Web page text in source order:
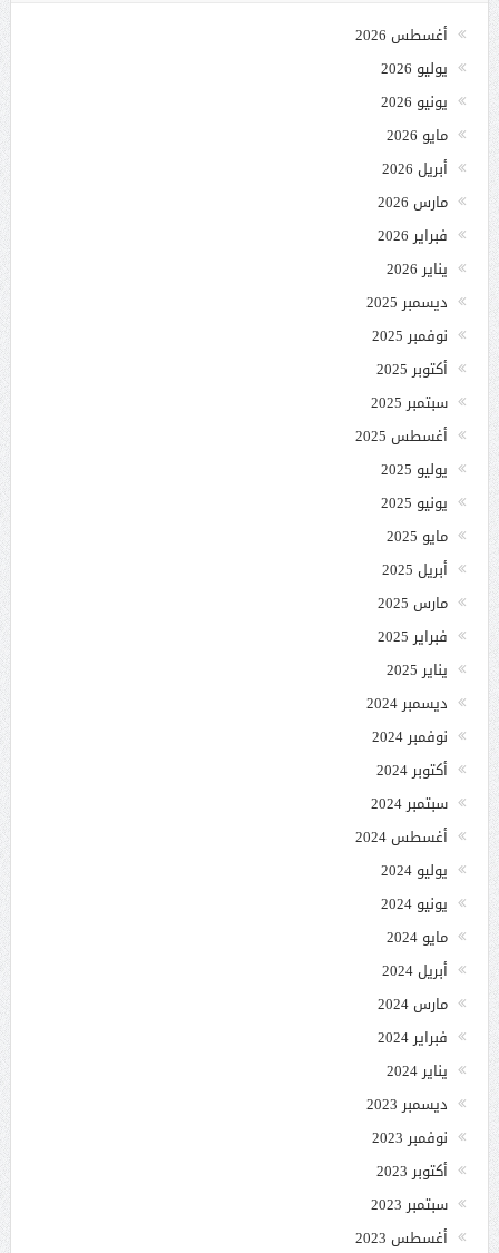
أغسطس 2026
يوليو 2026
يونيو 2026
مايو 2026
أبريل 2026
مارس 2026
فبراير 2026
يناير 2026
ديسمبر 2025
نوفمبر 2025
أكتوبر 2025
سبتمبر 2025
أغسطس 2025
يوليو 2025
يونيو 2025
مايو 2025
أبريل 2025
مارس 2025
فبراير 2025
يناير 2025
ديسمبر 2024
نوفمبر 2024
أكتوبر 2024
سبتمبر 2024
أغسطس 2024
يوليو 2024
يونيو 2024
مايو 2024
أبريل 2024
مارس 2024
فبراير 2024
يناير 2024
ديسمبر 2023
نوفمبر 2023
أكتوبر 2023
سبتمبر 2023
أغسطس 2023